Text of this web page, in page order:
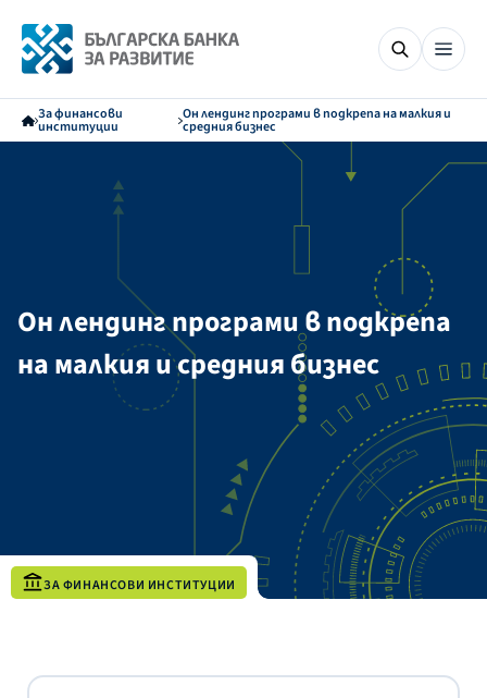
За финансови
институции
Он лендинг програми в подкрепа на малкия и
средния бизнес
Он лендинг програми в подкрепа
на малкия и средния бизнес
ЗА ФИНАНСОВИ ИНСТИТУЦИИ